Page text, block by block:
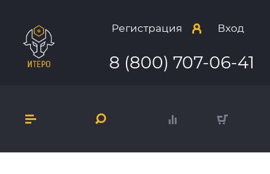
Регистрация Вход
8 (800) 707-06-41